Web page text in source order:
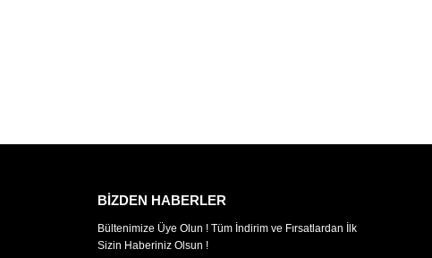
BİZDEN HABERLER
Bültenimize Üye Olun ! Tüm İndirim ve Fırsatlardan İlk
Sizin Haberiniz Olsun !